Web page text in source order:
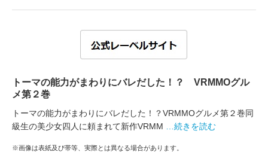
トーマの能力がまわりにバレだした！？ VRMMOグル
メ第２巻
トーマの能力がまわりにバレだした！？VRMMOグルメ第２巻同
級生の美少女四人に頼まれて新作VRMM
…続きを読む
※画像は表紙及び帯等、実際とは異なる場合があります。